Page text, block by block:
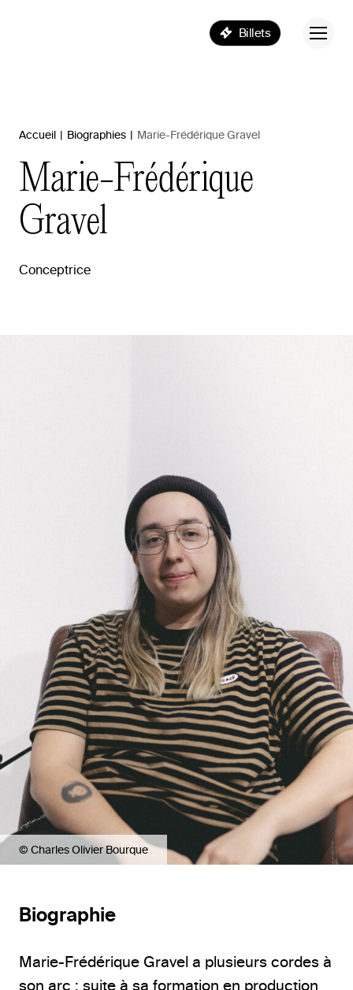
Billets
Accueil | Biographies | Marie-Frédérique Gravel
Marie-Frédérique
Gravel
Conceptrice
© Charles Olivier Bourque
Biographie
Marie-Frédérique Gravel a plusieurs cordes à
son arc : suite à sa formation en production